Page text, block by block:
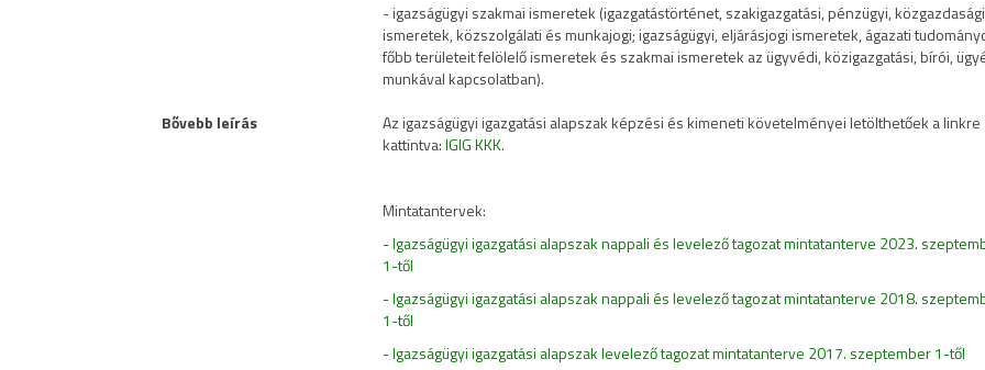
- igazságügyi szakmai ismeretek (igazgatástörténet, szakigazgatási, pénzügyi, közgazdasági
ismeretek, közszolgálati és munkajogi; igazságügyi, eljárásjogi ismeretek, ágazati
főbb területeit felölelő ismeretek és szakmai ismeretek az ügyvédi, közigazgatási, bírói,
munkával kapcsolatban).
Bővebb leírás
Az igazságügyi igazgatási alapszak képzési és kimeneti követelményei letölthetőek a linkre
kattintva:IGIG KKK.
Mintatantervek:
-Igazságügyi igazgatási alapszak nappali és levelező tagozat mintatanterve 2023.
1-től
-Igazságügyi igazgatási alapszak nappali és levelező tagozat mintatanterve 2018.
1-től
-Igazságügyi igazgatási alapszak levelező tagozat mintatanterve 2017. szeptember 1-től